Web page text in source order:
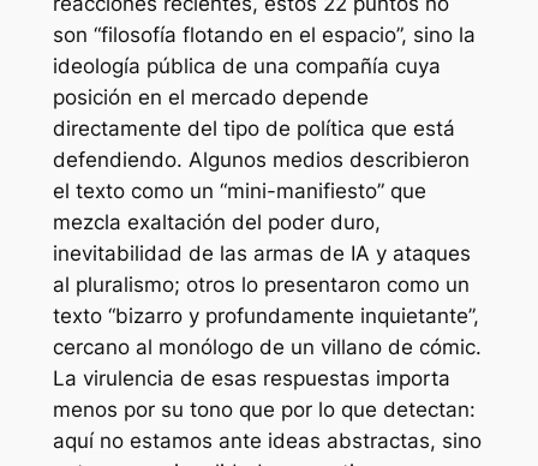
son “filosofía flotando en el espacio”, sino la
ideología pública de una compañía cuya
posición en el mercado depende
directamente del tipo de política que está
defendiendo. Algunos medios describieron
el texto como un “mini-manifiesto” que
mezcla exaltación del poder duro,
inevitabilidad de las armas de IA y ataques
al pluralismo; otros lo presentaron como un
texto “bizarro y profundamente inquietante”,
cercano al monólogo de un villano de cómic.
La virulencia de esas respuestas importa
menos por su tono que por lo que detectan:
aquí no estamos ante ideas abstractas, sino